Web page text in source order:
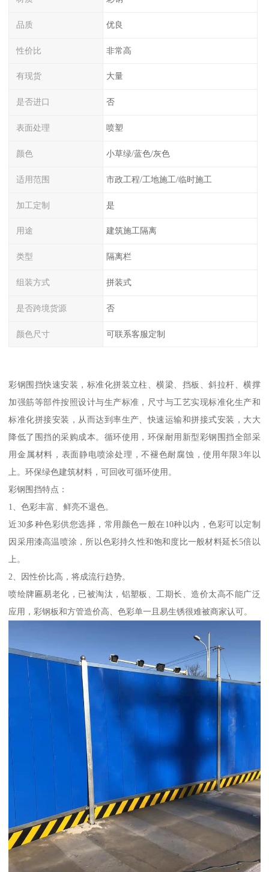
品质 优良
性价比 非常高
有现货 大量
是否进口 否
表面处理 喷塑
颜色 小草绿/蓝色/灰色
适用范围 市政工程/工地施工/临时施工
加工定制 是
用途 建筑施工隔离
类型 隔离栏
组装方式 拼装式
是否跨境货源 否
颜色尺寸 可联系客服定制
彩钢围挡快速安装，标准化拼装立柱、横梁、挡板、斜拉杆、横撑
加强筋等部件按照设计与生产标准，尺寸与工艺实现标准化生产和
标准化拼接安装，从而达到率生产、快速运输和拼接式安装，大大
降低了围挡的采购成本。循环使用，环保耐用新型彩钢围挡全部采
用金属材料，表面静电喷涂处理，不褪色耐腐蚀，使用年限3年以
上。环保绿色建筑材料，可回收可循环使用。
彩钢围挡特点：
1、色彩丰富、鲜亮不退色。
近30多种色彩供您选择，常用颜色一般在10种以内，色彩可以定制
因采用漆高温喷涂，所以色彩持久性和饱和度比一般材料延长5倍以
上。
2、因性价比高，将成流行趋势。
喷绘牌匾易老化，已被淘汰，铝塑板、工期长、造价太高不能广泛
应用，彩钢板和方管造价高、色彩单一且易生锈很难被商家认可。